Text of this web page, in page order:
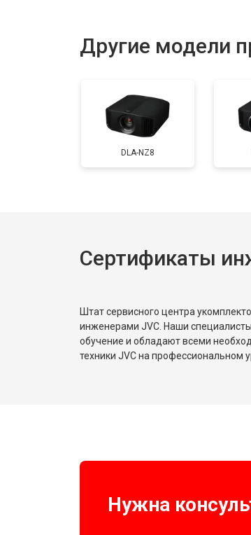
Ремонт блока питания
Замена блока розжига
Другие модели
DLA-NZ8
Сертификаты
Штат сервисного центра
инженерами JVC. Наши
обучение и обладают всеми
техники JVC на профессиональном
Нужна